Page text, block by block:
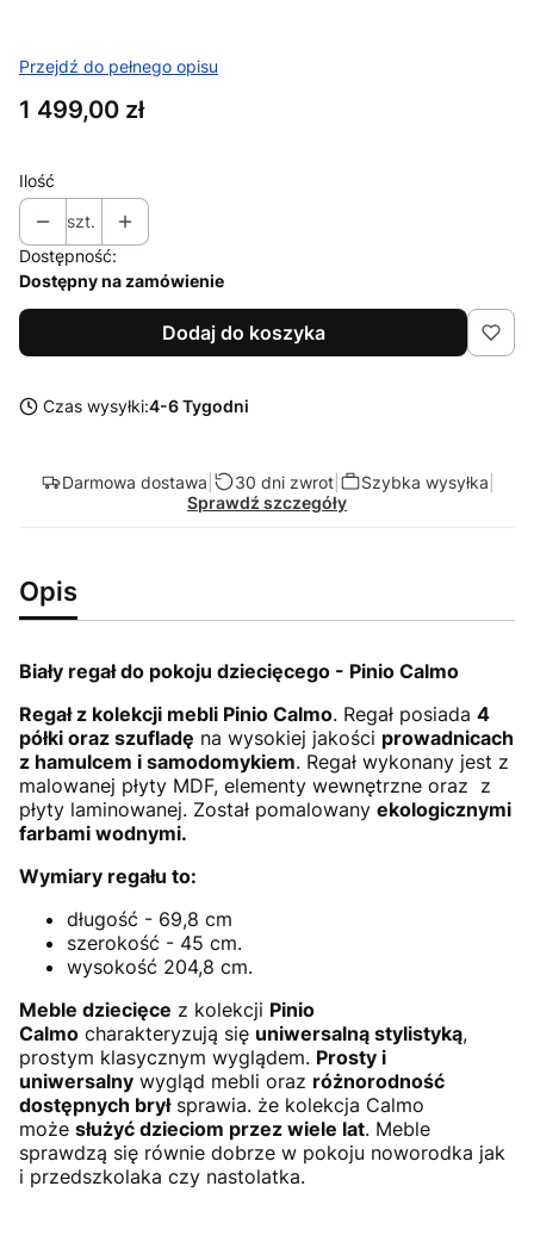
Przejdź do pełnego opisu
Cena
1 499,00 zł
Ilość
szt.
Dostępność:
Dostępny na zamówienie
Dodaj do koszyka
Czas wysyłki:4-6 Tygodni
Darmowa dostawa 30 dni zwrot| Szybka wysyłka
Sprawdź szczegóły
Opis
Biały regał do pokoju dziecięcego - Pinio Calmo
Regał z kolekcji mebli Pinio Calmo. Regał posiada 4
półki oraz szufladę na wysokiej jakości prowadnicach
z hamulcem i samodomykiem. Regał wykonany jest z
malowanej płyty MDF, elementy wewnętrzne oraz z
płyty laminowanej. Został pomalowany ekologicznymi
farbami wodnymi.
Wymiary regału to:
długość - 69,8 cm
szerokość - 45 cm.
wysokość 204,8 cm.
Meble dziecięce z kolekcji Pinio
Calmo charakteryzują się uniwersalną stylistyką,
prostym klasycznym wyglądem. Prosty i
uniwersalny wygląd mebli oraz różnorodność
dostępnych bryłsprawia. że kolekcja Calmo
może służyć dzieciom przez wiele lat. Meble
sprawdzą się równie dobrze w pokoju noworodka jak
i przedszkolaka czy nastolatka.